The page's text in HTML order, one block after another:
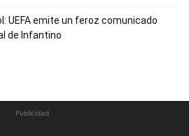
UEFA emite un feroz comunicado
de Infantino
Publicidad